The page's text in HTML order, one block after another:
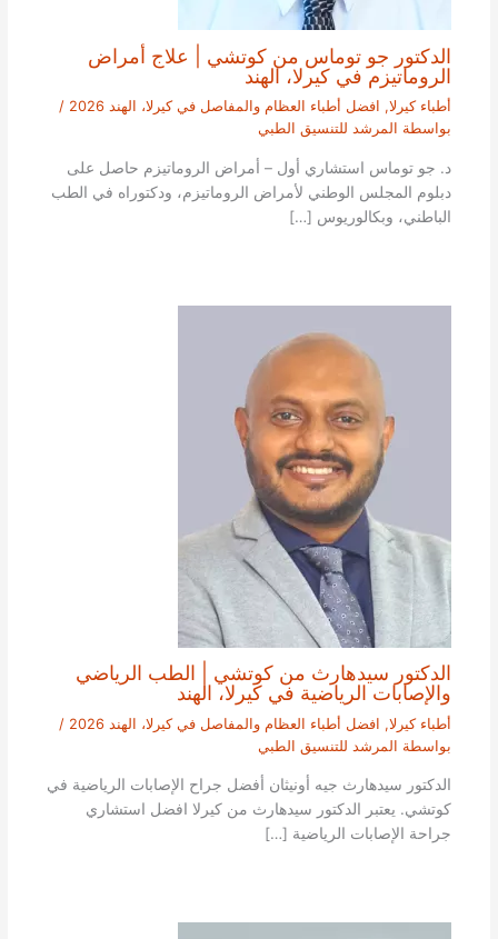
الدكتور جو توماس من كوتشي | علاج أمراض
الروماتيزم في كيرلا، الهند
أطباء كيرلا, افضل أطباء العظام والمفاصل في كيرلا، الهند 2026
/
بواسطة المرشد للتنسيق الطبي
د. جو توماس استشاري أول – أمراض الروماتيزم حاصل على
دبلوم المجلس الوطني لأمراض الروماتيزم، ودكتوراه في الطب
الباطني، وبكالوريوس […]
الدكتور سيدهارث من كوتشي | الطب الرياضي
والإصابات الرياضية في كيرلا، الهند
أطباء كيرلا, افضل أطباء العظام والمفاصل في كيرلا، الهند 2026
/
بواسطة المرشد للتنسيق الطبي
الدكتور سيدهارث جيه أونيثان أفضل جراح الإصابات الرياضية في
كوتشي. يعتبر الدكتور سيدهارث من كيرلا افضل استشاري
جراحة الإصابات الرياضية […]